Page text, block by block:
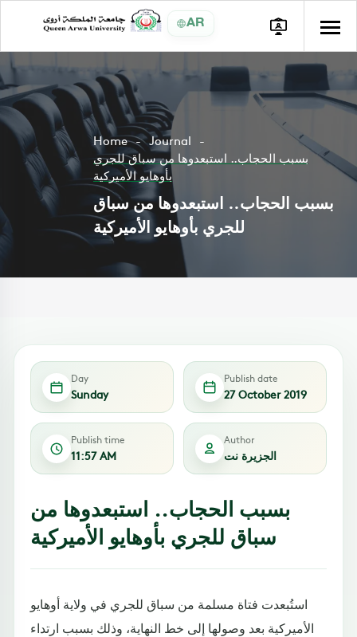
AR
Home
Journal
بسبب الحجاب.. استبعدوها من سباق للجري
بأوهايو الأميركية
بسبب الحجاب.. استبعدوها من سباق
للجري بأوهايو الأميركية
Day
Sunday
Publish date
27 October 2019
Publish time
11:57 AM
Author
الجزيرة نت
بسبب الحجاب.. استبعدوها من
سباق للجري بأوهايو الأميركية
استُبعدت فتاة مسلمة من سباق للجري في ولاية أوهايو
الأميركية بعد وصولها إلى خط النهاية، وذلك بسبب ارتداء